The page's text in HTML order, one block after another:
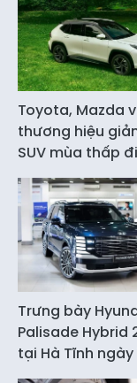
Toyota, Mazda
thương hiệu
SUV mùa thấp
Trưng bày
Palisade Hybrid
tại Hà Tĩnh ngày